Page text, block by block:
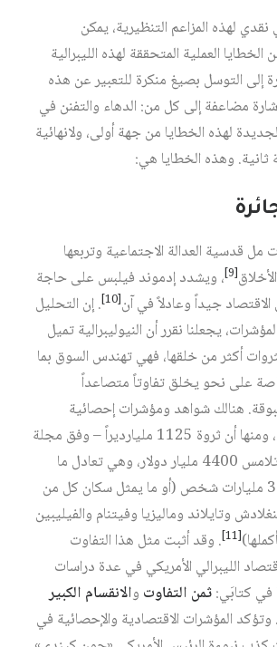
لهذه المزاعم التنظيرية، يمكن
العملية المتحققة لهذه الليبرالية
إلى التوسل بصيغ منكرة للتعبير عن هذه
مضاعفة إلى كل من: الدهاء والتفنن في
لهذه الخطايا من جهة أولى، ولانهائية
وهذه الخطايا هي:
قدسية العدالة الاجتماعية وتربعها
[9] ، ويشدد إدموند فيلبس على حاجة
جيداً وعادلاً في آن[10]
. إن التحليل
يجعلنا نقرر أن النيوليبرالية تميل
أكثر من خلقها، فهي تهندس السوق بما
على نحو يخلق تفاوتاً متصاعداً
هنالك شواهد ومؤشرات إحصائية
مليارديراً – وفق مجلة
– تلامس 4400 مليار دولار، وهي تعادل ما
يحصل عليه نحو 3 مليارات شخص (أو ما يمثل سكان كل من
وتايلاند وماليزيا وفيتنام والفيليبين
[11]
. وقد أثبت مثل هذا التفاوت
الليبرالي الأمريكي في عدة دراسات
في كتابَي:ثمن التفاوت والانقسام الكبير
المؤشرات الاقتصادية والإحصائية في